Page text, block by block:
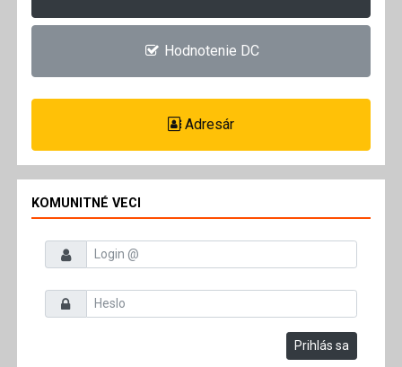
Hodnotenie DC
Adresár
KOMUNITNÉ VECI
Prihlasovacie meno
Heslo
Prihlás sa